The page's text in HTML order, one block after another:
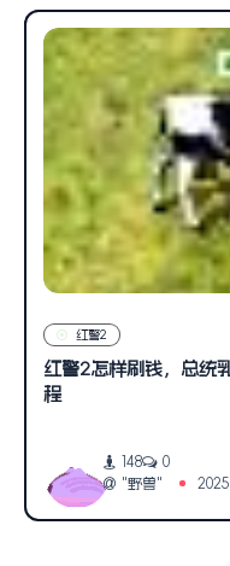
红警2
红警2怎样刷钱，总统
程
148
0
"野兽"